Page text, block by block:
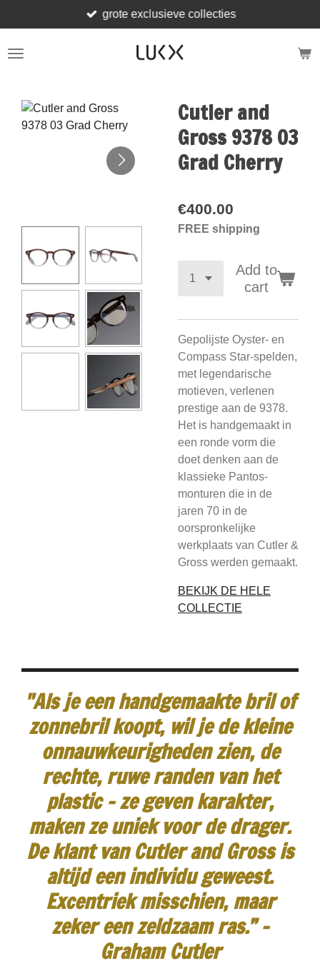
to
main
grote exclusieve collecties
Cutler and
Gross 9378 03
Grad Cherry
€400.00
FREE shipping
Add to
cart
Gepolijste Oyster- en
Compass Star-spelden,
met legendarische
motieven, verlenen
prestige aan de 9378.
Het is handgemaakt in
een ronde vorm die
doet denken aan de
klassieke Pantos-
monturen die in de
jaren 70 in de
oorspronkelijke
werkplaats van Cutler &
Gross werden gemaakt.
BEKIJK DE HELE
COLLECTIE
"Als je een handgemaakte bril of
zonnebril koopt, wil je de kleine
onnauwkeurigheden zien, de
rechte, ruwe randen van het
plastic - ze geven karakter,
maken ze uniek voor de drager.
De klant van Cutler and Gross is
altijd een individu geweest.
Excentriek misschien, maar
zeker een zeldzaam ras.” -
Graham Cutler